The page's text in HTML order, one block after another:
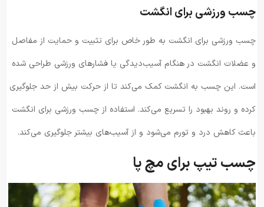
چسب ورزشی برای انگشت
چسب ورزشی برای انگشت به طور خاص برای تثبیت و حمایت از مفاصل
و عضلات انگشت در هنگام آسیب‌دیدگی یا فشارهای ورزشی طراحی شده
است. این چسب به انگشت کمک می‌کند تا از حرکت بیش از حد جلوگیری
کرده و روند بهبود را تسریع می‌کند. استفاده از چسب ورزشی برای انگشت
باعث کاهش درد و تورم می‌شود و از آسیب‌های بیشتر جلوگیری می‌کند.
چسب تیپ برای مچ پا